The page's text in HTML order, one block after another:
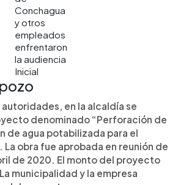
Conchagua
y otros
empleados
enfrentaron
la audiencia
Inicial
en la alcaldía se
denominado “Perforación de
de agua potabilizada para el
La obra fue aprobada en reunión de
de 2020. El monto del proyecto
municipalidad y la empresa